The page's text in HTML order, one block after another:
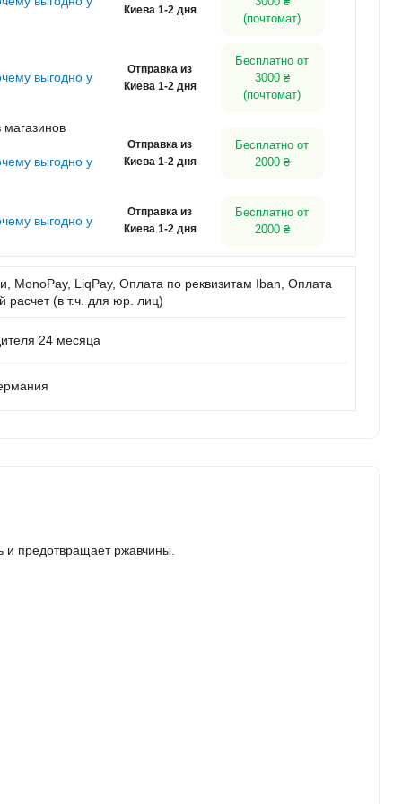
Киева 1-2 дня
(почтомат)
выгодно у
Отправка из
Киева 1-2 дня
Бесплатно от
3000 ₴
(почтомат)
выгодно у
Отправка из
Киева 1-2 дня
Бесплатно от
2000 ₴
выгодно у
Отправка из
Киева 1-2 дня
Бесплатно от
2000 ₴
MonoPay, LiqPay, Оплата по реквизитам Iban, Оплата
расчет (в т.ч. для юр. лиц)
24 месяца
и предотвращает ржавчины.